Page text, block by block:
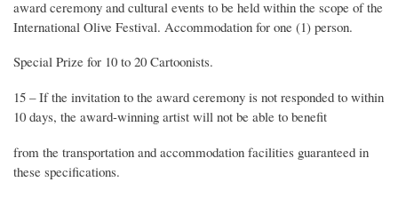
award ceremony and cultural events to be held within the scope of the
International Olive Festival. Accommodation for one (1) person.
Special Prize for 10 to 20 Cartoonists.
15 – If the invitation to the award ceremony is not responded to within
10 days, the award-winning artist will not be able to benefit
from the transportation and accommodation facilities guaranteed in
these specifications.